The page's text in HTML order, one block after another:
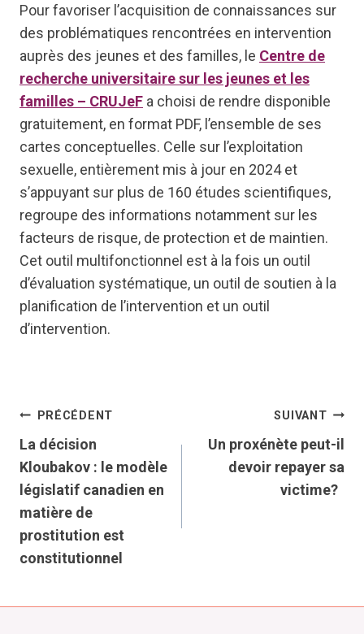
Pour favoriser l’acquisition de connaissances sur
des problématiques rencontrées en intervention
auprès des jeunes et des familles, le Centre de
recherche universitaire sur les jeunes et les
familles – CRUJeF a choisi de rendre disponible
gratuitement, en format PDF, l’ensemble de ses
cartes conceptuelles. Celle sur l’exploitation
sexuelle, entièrement mis à jour en 2024 et
s’appuyant sur plus de 160 études scientifiques,
regroupe des informations notamment sur les
facteurs de risque, de protection et de maintien.
Cet outil multifonctionnel est à la fois un outil
d’évaluation systématique, un outil de soutien à la
planification de l’intervention et un outil
d’intervention.
Navigation
de
l’article
PRÉCÉDENT
La décision
Kloubakov : le modèle
législatif canadien en
matière de
prostitution est
constitutionnel
SUIVANT
Un proxénète peut-il
devoir repayer sa
victime?